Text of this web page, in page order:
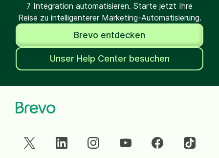
7 Integration automatisieren. Starte jetzt Ihre
Reise zu intelligenterer Marketing-Automatisierung.
Brevo entdecken
Unser Help Center besuchen